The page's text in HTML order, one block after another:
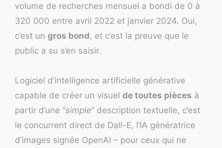
volume de recherches mensuel a bondi de 0 à
320 000 entre avril 2022 et janvier 2024. Oui,
c’est un gros bond, et c’est la preuve que le
public a su s’en saisir.
Logiciel d’intelligence artificielle générative
capable de créer un visuel de toutes pièces à
partir d’une “simple” description textuelle, c’est
le concurrent direct de Dall-E, l’IA génératrice
d’images signée OpenAI – pour ceux qui ne